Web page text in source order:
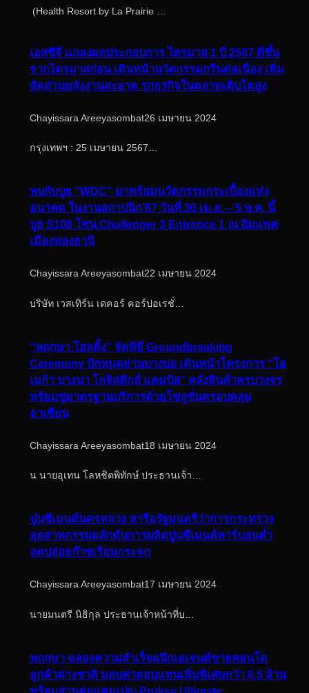
(Health Resort by La Prairie …
เอสซีจี แถลงผลประกอบการ ไตรมาส 1 ปี 2567 ดีขึ้น
จากไตรมาสก่อน เดินหน้านวัตกรรมกรีนต่อเนื่อง เพิ่ม
สัดส่วนพลังงานสะอาด รุกธุรกิจในตลาดเติบโตสูง
Chayissara Areeyasombat26 เมษายน 2024
กรุงเทพฯ : 25 เมษายน 2567…
พบกับบูธ “WDC” มาพร้อมนวัตกรรมกระเบื้องแห่ง
อนาคต ในงานสถาปนิก’67 วันที่ 30 เม.ย. – 5 พ.ค. นี้
บูธ S108 โซน Challenger 3 Entrance 1 ณ อิมแพค
เมืองทองธานี
Chayissara Areeyasombat22 เมษายน 2024
บริษัท เวสเทิร์น เดคอร์ คอร์ปอเรชั่…
“พฤกษา โฮลดิ้ง” จัดพิธี Groundbreaking
Ceremony ปักหมุดย่านบางบ่อ เดินหน้าโครงการ “โอ
เมก้า บางนา โลจิสติกส์ แคมปัส” คลังสินค้าครบวงจร
พร้อมชูมาตรฐานบริการด้วยโซลูชั่นครอบคลุม
อาเซียน
Chayissara Areeyasombat18 เมษายน 2024
น นายอุเทน โลหชิตพิทักษ์ ประธานเจ้า…
ปูนซีเมนต์นครหลวง หารือรัฐมนตรีว่าการกระทรวง
อุตสาหกรรมผลักดันการผลิตปูนซีเมนต์คาร์บอนต่ำ
ลดปล่อยก๊าซเรือนกระจก
Chayissara Areeyasombat17 เมษายน 2024
นายมนตรี นิธิกุล ประธานเจ้าหน้าที่บ…
พฤกษา ฉลองความสำเร็จผนึกเอเจนต์ขายคอนโด
ลูกค้าต่างชาติ มอบค่าตอบแทนเพิ่มพิเศษกว่า 8.5 ล้าน